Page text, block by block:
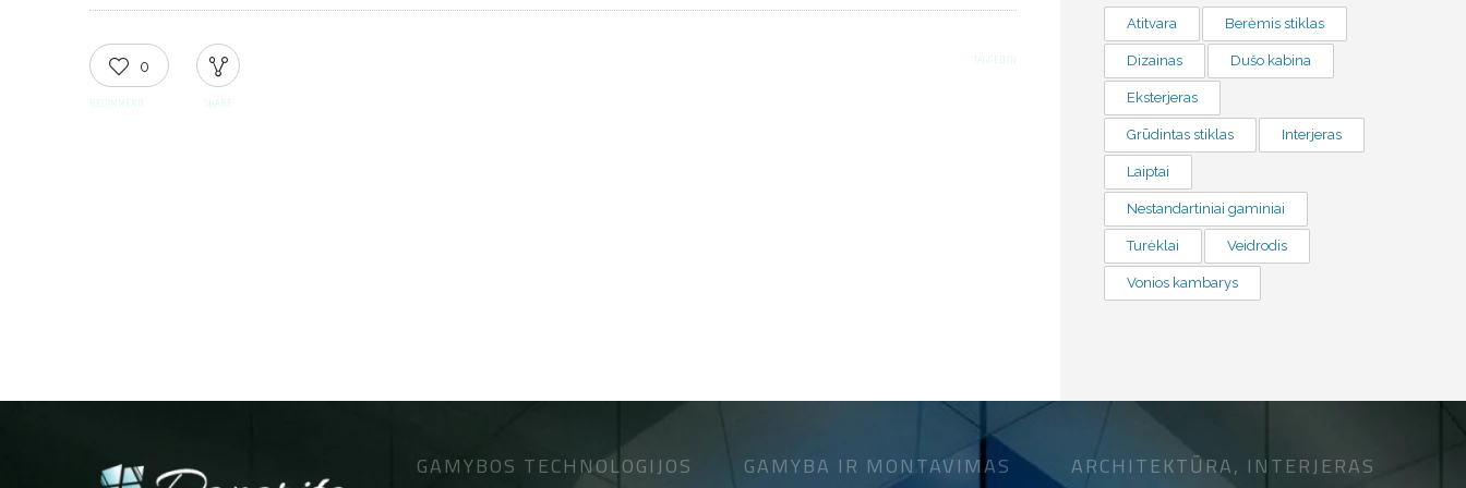
0
RECOMMEND SHARE
TAGGED IN
Atitvara Berėmis stiklas
Dizainas Dušo kabina
Eksterjeras
Grūdintas stiklas Interjeras
Laiptai
Nestandartiniai gaminiai
Turėklai Veidrodis
Vonios kambarys
GAMYBOS TECHNOLOGIJOS GAMYBA IR MONTAVIMAS ARCHITEKTŪRA, INTERJERAS